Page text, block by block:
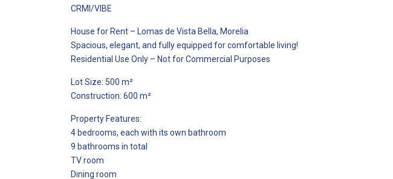
CRMI/VIBE
House for Rent – Lomas de Vista Bella, Morelia
Spacious, elegant, and fully equipped for comfortable living!
Residential Use Only – Not for Commercial Purposes
Lot Size: 500 m²
Construction: 600 m²
Property Features:
4 bedrooms, each with its own bathroom
9 bathrooms in total
TV room
Dining room